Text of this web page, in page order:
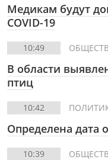
Медикам будут
COVID-19
10:49
В области
птиц
10:42
Определена дата
10:39